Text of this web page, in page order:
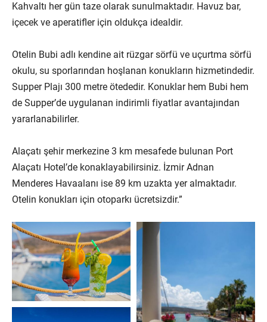
Kahvaltı her gün taze olarak sunulmaktadır. Havuz bar,
içecek ve aperatifler için oldukça idealdir.
Otelin Bubi adlı kendine ait rüzgar sörfü ve uçurtma sörfü
okulu, su sporlarından hoşlanan konukların hizmetindedir.
Supper Plajı 300 metre ötededir. Konuklar hem Bubi hem
de Supper’de uygulanan indirimli fiyatlar avantajından
yararlanabilirler.
Alaçatı şehir merkezine 3 km mesafede bulunan Port
Alaçatı Hotel’de konaklayabilirsiniz. İzmir Adnan
Menderes Havaalanı ise 89 km uzakta yer almaktadır.
Otelin konukları için otoparkı ücretsizdir.”